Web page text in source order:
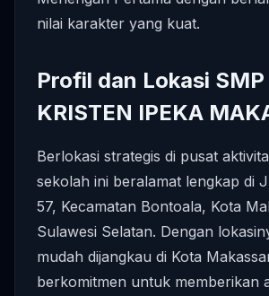
nilai karakter yang kuat.
Profil dan Lokasi SMP
KRISTEN IPEKA
Berlokasi strategis di pusat
sekolah ini beralamat lengkap di
57, Kecamatan Bontoala, Kota
Sulawesi Selatan. Dengan
mudah dijangkau di Kota
berkomitmen untuk memberikan